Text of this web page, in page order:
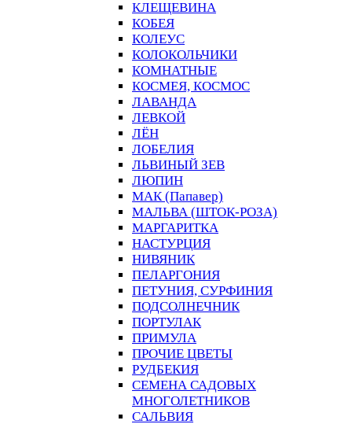
КЛЕЩЕВИНА
КОБЕЯ
КОЛЕУС
КОЛОКОЛЬЧИКИ
КОМНАТНЫЕ
КОСМЕЯ, КОСМОС
ЛАВАНДА
ЛЕВКОЙ
ЛЁН
ЛОБЕЛИЯ
ЛЬВИНЫЙ ЗЕВ
ЛЮПИН
МАК (Папавер)
МАЛЬВА (ШТОК-РОЗА)
МАРГАРИТКА
НАСТУРЦИЯ
НИВЯНИК
ПЕЛАРГОНИЯ
ПЕТУНИЯ, СУРФИНИЯ
ПОДСОЛНЕЧНИК
ПОРТУЛАК
ПРИМУЛА
ПРОЧИЕ ЦВЕТЫ
РУДБЕКИЯ
СЕМЕНА САДОВЫХ
МНОГОЛЕТНИКОВ
САЛЬВИЯ